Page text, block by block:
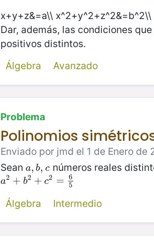
x+y+z&=a\\ x^2+y^2+z^2&=b^2\\
Dar, además, las condiciones
positivos distintos.
Álgebra
Avanzado
Problema
Polinomios
Enviado por jmd el 1 de Enero de
Sean a, b, c
a,b,c números reales
a2 + b2 + c2 =
6
5
a2 +b2+c 2= 65
Álgebra
Intermedio